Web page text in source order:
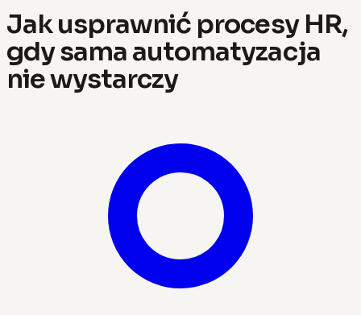
Jak usprawnić procesy HR,
gdy sama automatyzacja
nie wystarczy